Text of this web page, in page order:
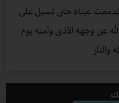
عيناه حتى تسيل على
عن وجهه الأذى وآمنه يوم